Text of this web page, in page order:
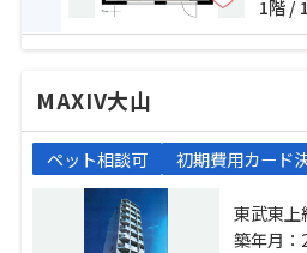
1階 /
MAXIV大山
ペット相談可 初期費用カード
東武東上
武東上線
築年月：